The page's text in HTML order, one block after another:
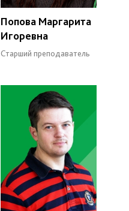
Попова Маргарита
Игоревна
Старший преподаватель